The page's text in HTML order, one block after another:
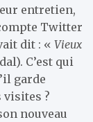
entretien,
Twitter
dit : « Vieux
C’est qui
garde
visites ?
nouveau